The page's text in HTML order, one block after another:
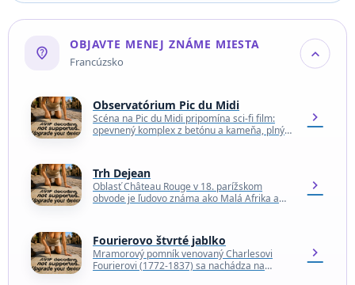
not_listed_location
OBJAVTE MENEJ ZNÁME MIESTA
Francúzsko expand_more
Observatórium Pic du Midi
Scéna na Pic du Midi pripomína sci-fi film:
opevnený komplex z betónu a kameňa, plný
chevron_right
Trh Dejean
Oblasť Château Rouge v 18. parížskom
obvode je ľudovo známa ako Malá Afrika a
chevron_right
Fourierovo štvrté jablko
Mramorový pomník venovaný Charlesovi
Fourierovi (1772-1837) sa nachádza na
chevron_right